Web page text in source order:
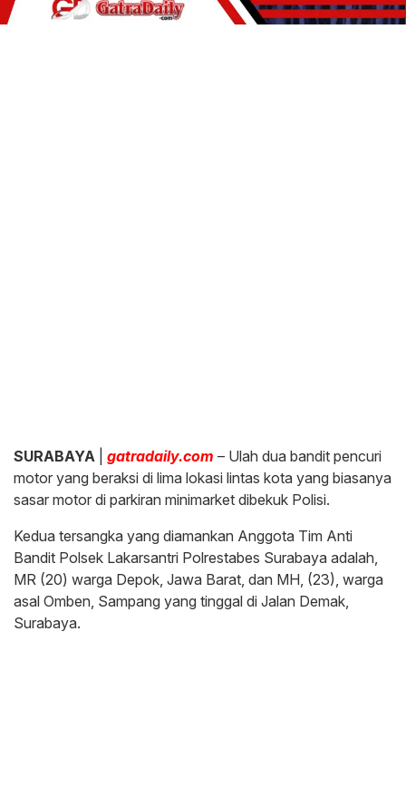
SURABAYA gatradaily.com – Ulah dua bandit pencuri
motor yang beraksi di lima lokasi lintas kota yang biasanya
sasar motor di parkiran minimarket dibekuk Polisi.
Kedua tersangka yang diamankan Anggota Tim Anti
Bandit Polsek Lakarsantri Polrestabes Surabaya adalah,
MR (20) warga Depok, Jawa Barat, dan MH, (23), warga
asal Omben, Sampang yang tinggal di Jalan Demak,
Surabaya.